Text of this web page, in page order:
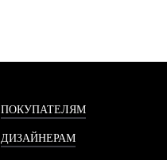
ПОКУПАТЕЛЯМ
ДИЗАЙНЕРАМ